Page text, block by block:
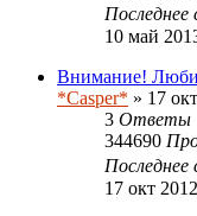
Последнее
10 май
Внимание!
*Casper* » 17
3 Ответы
344690
Последнее
17 окт